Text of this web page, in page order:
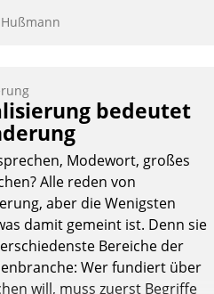
bedeutet
Modewort, großes
Alle reden von
aber die Wenigsten
damit gemeint ist. Denn sie
Bereiche der
Wer fundiert über
will, muss zuerst Begriffe